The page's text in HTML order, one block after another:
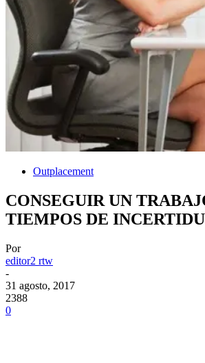
Outplacement
CONSEGUIR UN
TIEMPOS DE
Por
editor2 rtw
-
31 agosto, 2017
2388
0